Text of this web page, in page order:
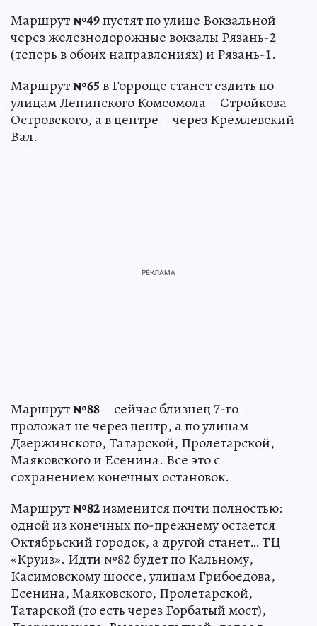
Маршрут№49пустят по улице Вокзальной
через железнодорожные вокзалы Рязань-2
(теперь в обоих направлениях) и Рязань-1.
Маршрут№65в Горроще станет ездить по
улицам Ленинского Комсомола – Стройкова –
Островского, а в центре – через Кремлевский
Вал.
Маршрут№88– сейчас близнец 7-го –
проложат не через центр, а по улицам
Дзержинского, Татарской, Пролетарской,
Маяковского и Есенина. Все это с
сохранением конечных остановок.
Маршрут№82изменится почти полностью:
одной из конечных по-прежнему остается
Октябрьский городок, а другой станет… ТЦ
«Круиз». Идти №82 будет по Кальному,
Касимовскому шоссе, улицам Грибоедова,
Есенина, Маяковского, Пролетарской,
Татарской (то есть через Горбатый мост),